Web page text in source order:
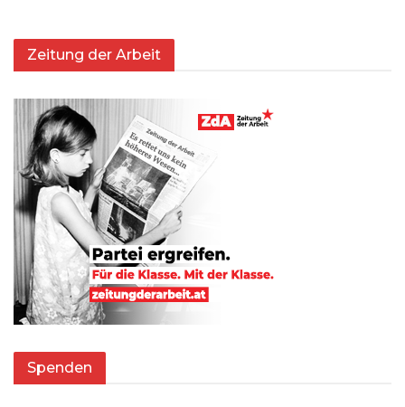
Zeitung der Arbeit
Spenden